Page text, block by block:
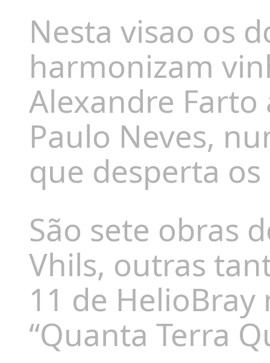
Nesta visao os
harmonizam
Alexandre
Paulo Neves,
que desperta
São sete obras
Vhils, outras
11 de
“Quanta Terra